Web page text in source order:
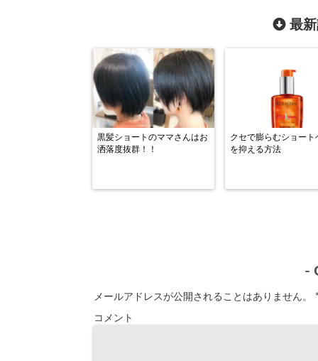
最
黒髪ショートのママさんはお
洒落度抜群！！
クセで膨らむショート
を抑える方法
-
メールアドレスが公開されることはありません。
コメント